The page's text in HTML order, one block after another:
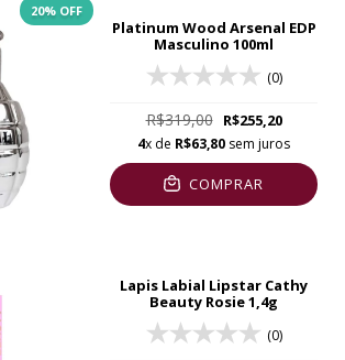
20% OFF
Platinum Wood Arsenal EDP
Masculino 100ml
(0)
R$319,00 R$255,20
4x de R$63,80 sem juros
COMPRAR
Lapis Labial Lipstar Cathy
Beauty Rosie 1,4g
(0)